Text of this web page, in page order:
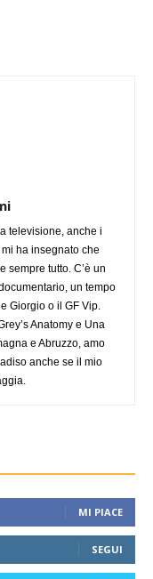
televisione, anche i
ha insegnato che
sempre tutto. C’è un
un tempo
Giorgio o il GF Vip.
Anatomy e Una
e Abruzzo, amo
anche se il mio
MI PIACE
SEGUI